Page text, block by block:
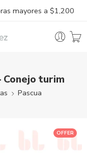
mayores a $1,200
turim
Pascua
OFFER